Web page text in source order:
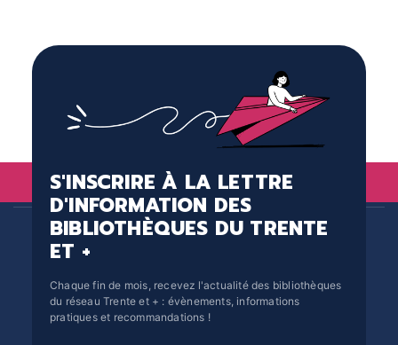
S'INSCRIRE À LA LETTRE
D'INFORMATION DES
BIBLIOTHÈQUES DU TRENTE
ET +
Chaque fin de mois, recevez l'actualité des bibliothèques
du réseau Trente et + : évènements, informations
pratiques et recommandations !